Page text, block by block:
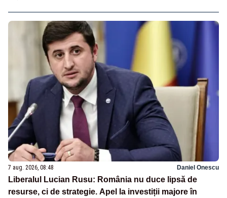
7 aug. 2026, 08:48 Daniel Onescu
Liberalul Lucian Rusu: România nu duce lipsă de
resurse, ci de strategie. Apel la investiții majore în